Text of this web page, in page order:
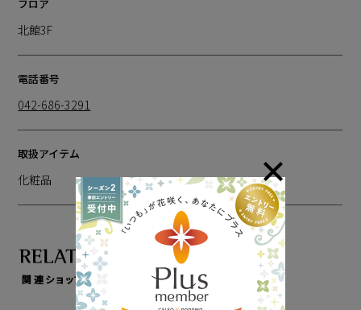
フロア
北館3F
電話番号
042-686-3291
取扱アイテム
化粧品
関連ショップ